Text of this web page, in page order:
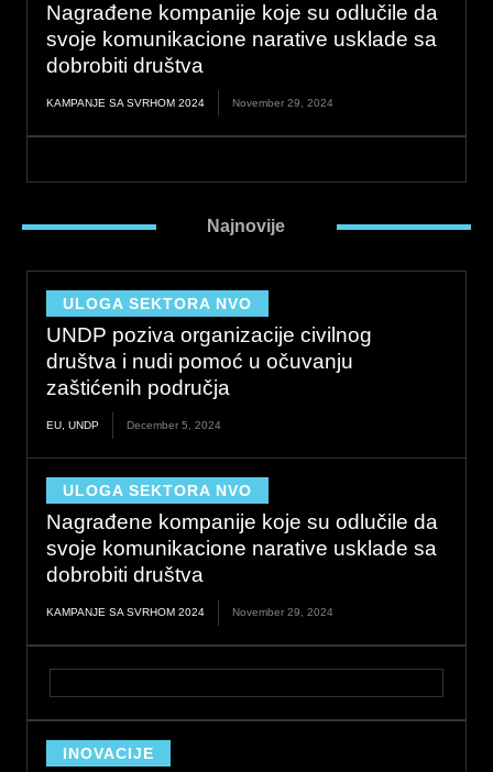
Nagrađene kompanije koje su odlučile da
svoje komunikacione narative usklade sa
dobrobiti društva
KAMPANJE SA SVRHOM 2024 November 29, 2024
Najnovije
ULOGA SEKTORA NVO
UNDP poziva organizacije civilnog
društva i nudi pomoć u očuvanju
zaštićenih područja
EU UNDP December 5, 2024
ULOGA SEKTORA NVO
Nagrađene kompanije koje su odlučile da
svoje komunikacione narative usklade sa
dobrobiti društva
KAMPANJE SA SVRHOM 2024 November 29, 2024
INOVACIJE